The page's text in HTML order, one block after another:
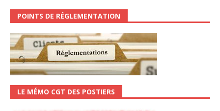
POINTS DE RÉGLEMENTATION
LE MÉMO CGT DES POSTIERS